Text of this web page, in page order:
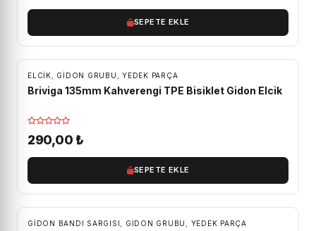
SEPETE EKLE
ELCIK GIDON GRUBU YEDEK PARÇA
Briviga 135mm Kahverengi TPE Bisiklet Gidon Elcik
290,00 ₺
SEPETE EKLE
GIDON BANDI SARGISI GIDON GRUBU YEDEK PARÇA